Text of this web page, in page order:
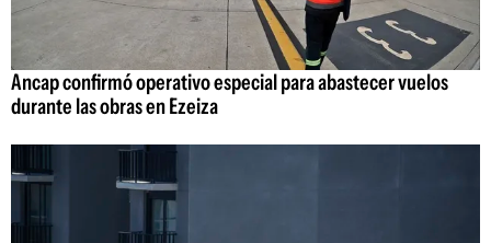
Ancap confirmó operativo especial para abastecer vuelos
durante las obras en Ezeiza